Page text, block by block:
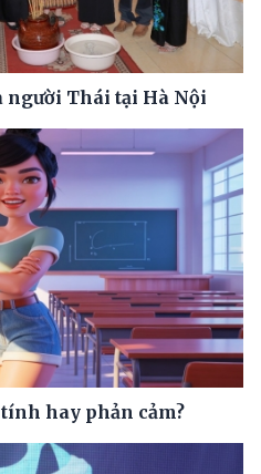
người Thái tại Hà Nội
hay phản cảm?